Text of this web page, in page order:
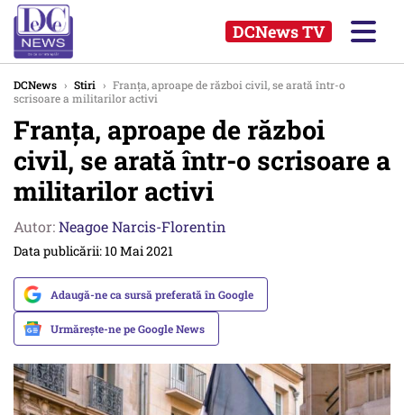
DCNews TV
DCNews › Stiri › Franța, aproape de război civil, se arată într-o
scrisoare a militarilor activi
Franța, aproape de război
civil, se arată într-o scrisoare a
militarilor activi
Autor:Neagoe Narcis-Florentin
Data publicării: 10 Mai 2021
Adaugă-ne ca sursă preferată în Google
Urmărește-ne pe Google News